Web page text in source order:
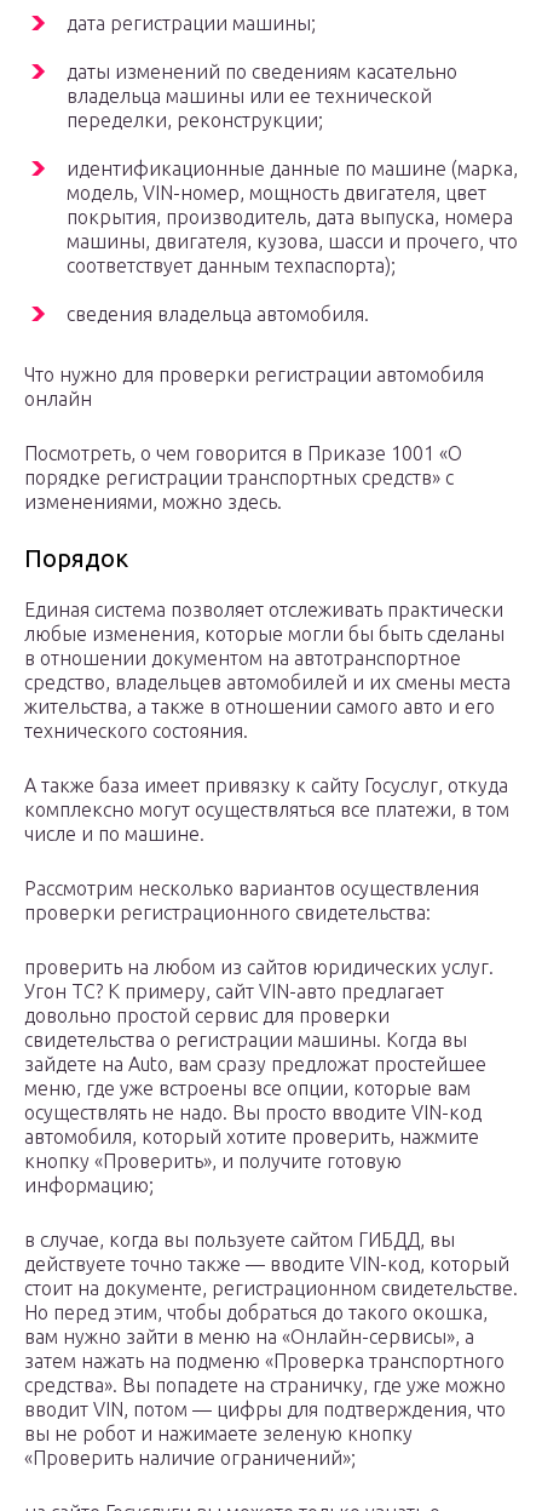
дата регистрации машины;
даты изменений по сведениям касательно
владельца машины или ее технической
переделки, реконструкции;
идентификационные данные по машине (марка,
модель, VIN-номер, мощность двигателя, цвет
покрытия, производитель, дата выпуска, номера
машины, двигателя, кузова, шасси и прочего, что
соответствует данным техпаспорта);
сведения владельца автомобиля.
Что нужно для проверки регистрации автомобиля
онлайн
Посмотреть, о чем говорится в Приказе 1001 «О
порядке регистрации транспортных средств» с
изменениями, можно здесь.
Порядок
Единая система позволяет отслеживать практически
любые изменения, которые могли бы быть сделаны
в отношении документом на автотранспортное
средство, владельцев автомобилей и их смены места
жительства, а также в отношении самого авто и его
технического состояния.
А также база имеет привязку к сайту Госуслуг, откуда
комплексно могут осуществляться все платежи, в том
числе и по машине.
Рассмотрим несколько вариантов осуществления
проверки регистрационного свидетельства:
проверить на любом из сайтов юридических услуг.
Угон ТС? К примеру, сайт VIN-авто предлагает
довольно простой сервис для проверки
свидетельства о регистрации машины. Когда вы
зайдете на Аuto, вам сразу предложат простейшее
меню, где уже встроены все опции, которые вам
осуществлять не надо. Вы просто вводите VIN-код
автомобиля, который хотите проверить, нажмите
кнопку «Проверить», и получите готовую
информацию;
в случае, когда вы пользуете сайтом ГИБДД, вы
действуете точно также — вводите VIN-код, который
стоит на документе, регистрационном свидетельстве.
Но перед этим, чтобы добраться до такого окошка,
вам нужно зайти в меню на «Онлайн-сервисы», а
затем нажать на подменю «Проверка транспортного
средства». Вы попадете на страничку, где уже можно
вводит VIN, потом — цифры для подтверждения, что
вы не робот и нажимаете зеленую кнопку
«Проверить наличие ограничений»;